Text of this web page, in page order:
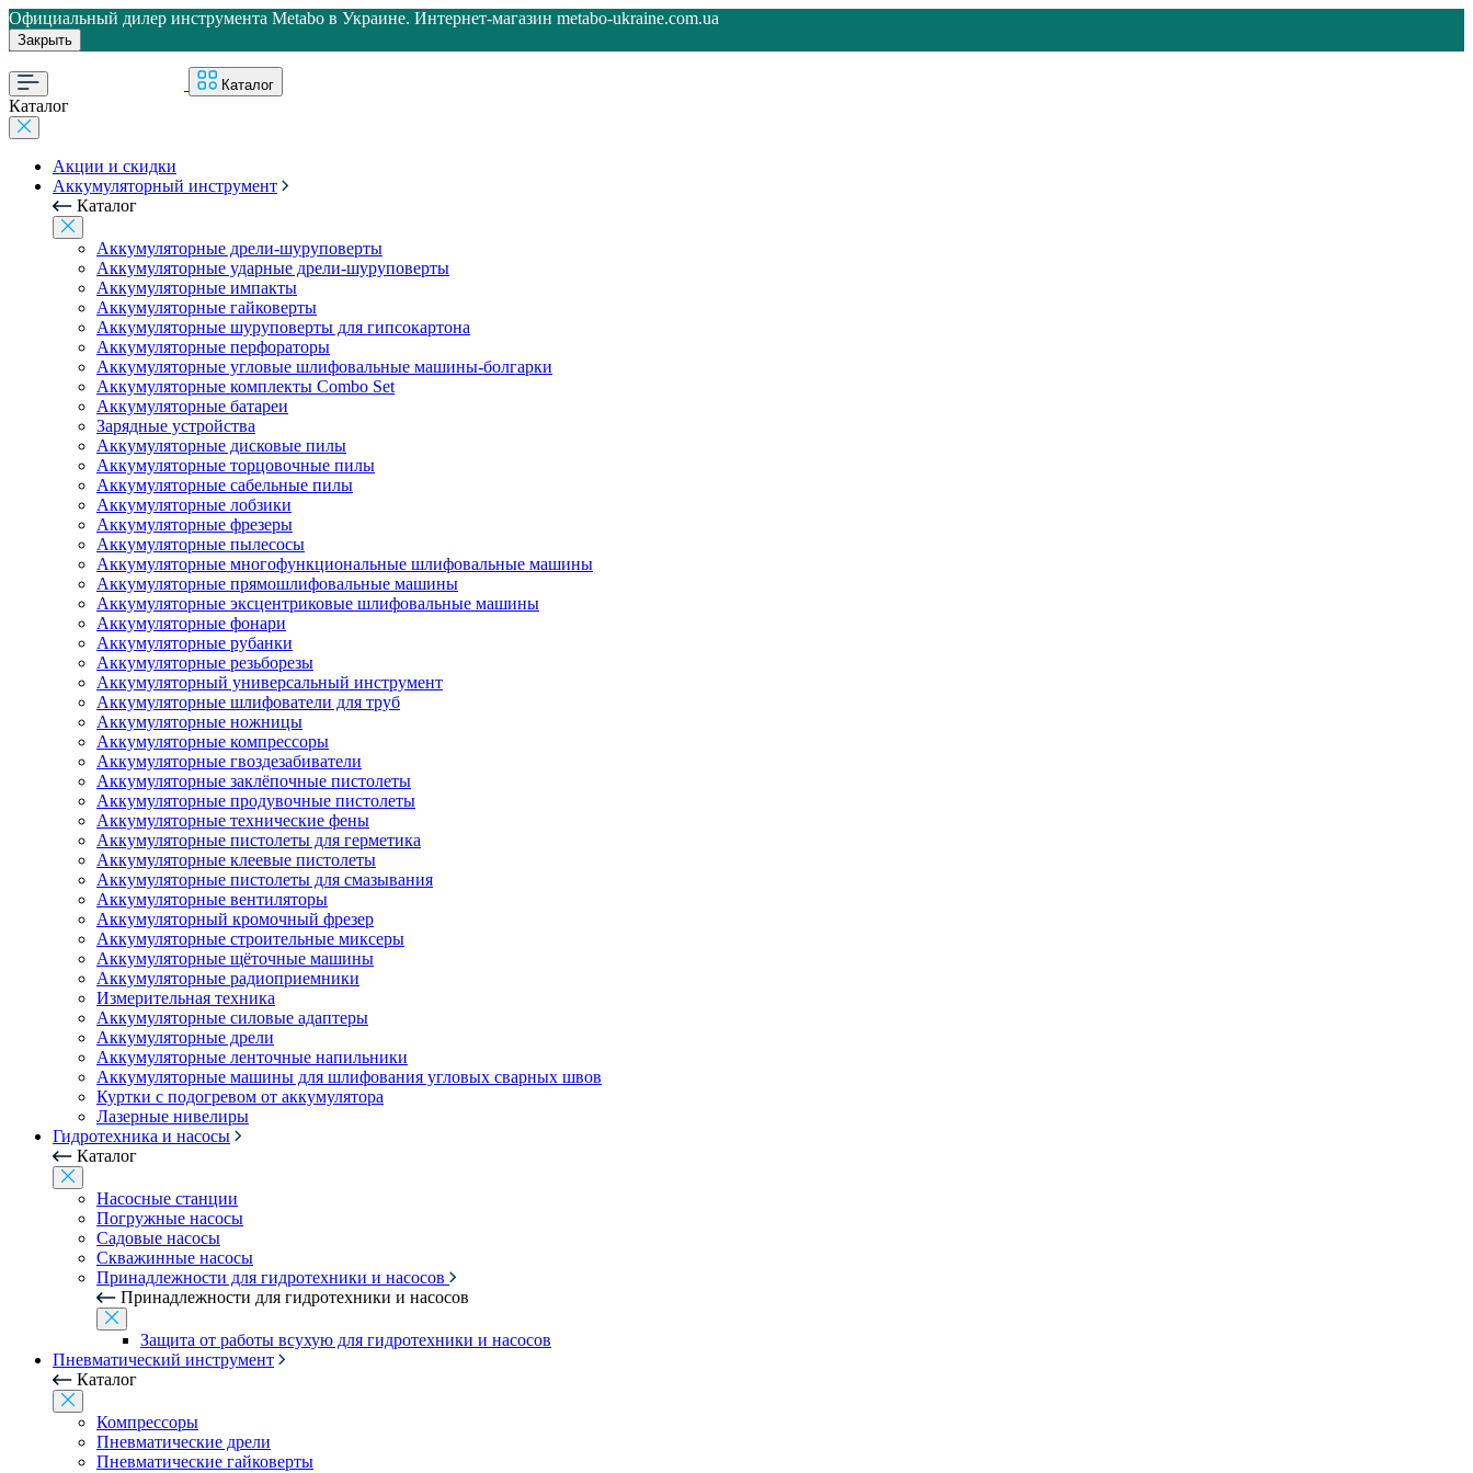
Официальный дилер инструмента Metabo в Украине. Интернет-магазин metabo-ukraine.com.ua
Закрыть
Каталог
Каталог
Акции и скидки
Аккумуляторный инструмент
Каталог
Аккумуляторные дрели-шуруповерты
Аккумуляторные ударные дрели-шуруповерты
Аккумуляторные импакты
Аккумуляторные гайковерты
Аккумуляторные шуруповерты для гипсокартона
Аккумуляторные перфораторы
Аккумуляторные угловые шлифовальные машины-болгарки
Аккумуляторные комплекты Combo Set
Аккумуляторные батареи
Зарядные устройства
Аккумуляторные дисковые пилы
Аккумуляторные торцовочные пилы
Аккумуляторные сабельные пилы
Аккумуляторные лобзики
Аккумуляторные фрезеры
Аккумуляторные пылесосы
Аккумуляторные многофункциональные шлифовальные машины
Аккумуляторные прямошлифовальные машины
Аккумуляторные эксцентриковые шлифовальные машины
Аккумуляторные фонари
Аккумуляторные рубанки
Аккумуляторные резьборезы
Аккумуляторный универсальный инструмент
Аккумуляторные шлифователи для труб
Аккумуляторные ножницы
Аккумуляторные компрессоры
Аккумуляторные гвоздезабиватели
Аккумуляторные заклёпочные пистолеты
Аккумуляторные продувочные пистолеты
Аккумуляторные технические фены
Аккумуляторные пистолеты для герметика
Аккумуляторные клеевые пистолеты
Аккумуляторные пистолеты для смазывания
Аккумуляторные вентиляторы
Аккумуляторный кромочный фрезер
Аккумуляторные строительные миксеры
Аккумуляторные щёточные машины
Аккумуляторные радиоприемники
Измерительная техника
Аккумуляторные силовые адаптеры
Аккумуляторные дрели
Аккумуляторные ленточные напильники
Аккумуляторные машины для шлифования угловых сварных швов
Куртки с подогревом от аккумулятора
Лазерные нивелиры
Гидротехника и насосы
Каталог
Насосные станции
Погружные насосы
Садовые насосы
Скважинные насосы
Принадлежности для гидротехники и насосов
Принадлежности для гидротехники и насосов
Защита от работы всухую для гидротехники и насосов
Пневматический инструмент
Каталог
Компрессоры
Пневматические дрели
Пневматические гайковерты